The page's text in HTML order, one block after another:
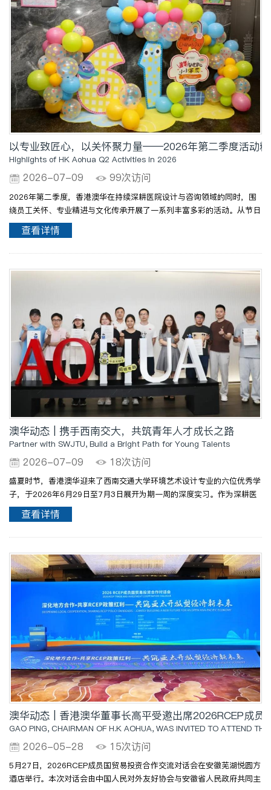
以专业致匠心，以关怀聚力量——2026年第二季度活动
Highlights of HK Aohua Q2 Activities in 2026
2026-07-09 99次访问
2026年第二季度，香港澳华在持续深耕医院设计与咨询领域的同时，围
绕员工关怀、专业精进与文化传承开展了一系列丰富多彩的活动。从节日
温情到学术交流，从实地考察到户外拓展，澳华人在充实而温暖的氛围
中，不断汲取前行的力量。Episode Ⅰ节日温情，匠心传承..
查看详情
澳华动态 | 携手西南交大，共筑青年人才成长之路
Partner with SWJTU, Build a Bright Path for Young Talents
2026-07-09 18次访问
盛夏时节，香港澳华迎来了西南交通大学环境艺术设计专业的六位优秀学
子，于2026年6月29日至7月3日展开为期一周的深度实习。作为深耕医
院设计咨询领域近30年的企业，香港澳华主动承担社会责任，积极携手
高校，搭建从校园到职场的成长桥梁，助力学子在真实项目..
查看详情
澳华动态 | 香港澳华董事长高平受邀出席2026RCEP成员
GAO PING, CHAIRMAN OF H.K AOHUA, WAS INVITED TO ATTEND
2026-05-28 15次访问
5月27日，2026RCEP成员国贸易投资合作交流对话会在安徽芜湖悦圆方
酒店举行。本次对话会由中国人民对外友好协会与安徽省人民政府共同主